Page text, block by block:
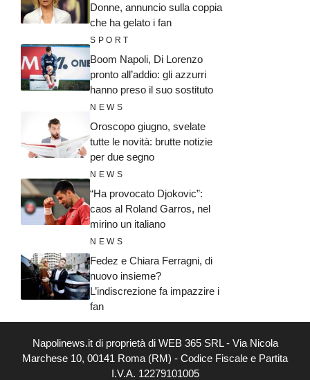
Donne, annuncio sulla coppia
che ha gelato i fan
SPORT
Boom Napoli, Di Lorenzo
pronto all’addio: gli azzurri
hanno preso il suo sostituto
NEWS
Oroscopo giugno, svelate
tutte le novità: brutte notizie
per due segno
NEWS
“Ha provocato Djokovic”:
caos al Roland Garros, nel
mirino un italiano
NEWS
Fedez e Chiara Ferragni, di
nuovo insieme?
L’indiscrezione fa impazzire i
fan
Napolinews.it di proprietà di WEB 365 SRL - Via Nicola
Marchese 10, 00141 Roma (RM) - Codice Fiscale e Partita
I.V.A. 12279101005